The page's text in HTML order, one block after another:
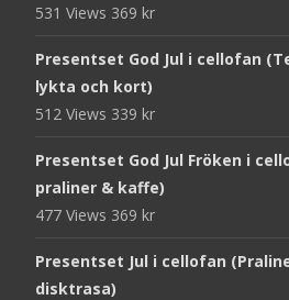
531 Views 369 kr
Presentset God Jul i cellofan
lykta och kort)
512 Views 339 kr
Presentset God Jul Fröken i
praliner & kaffe)
477 Views 369 kr
Presentset Jul i cellofan
disktrasa)